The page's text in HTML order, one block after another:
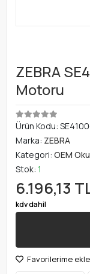
ZEBRA
Motoru
Ürün Kodu:
Marka: ZEBRA
Kategori: OEM
Stok: 1
6.196,13
kdv dahil
Favorilerime ekle